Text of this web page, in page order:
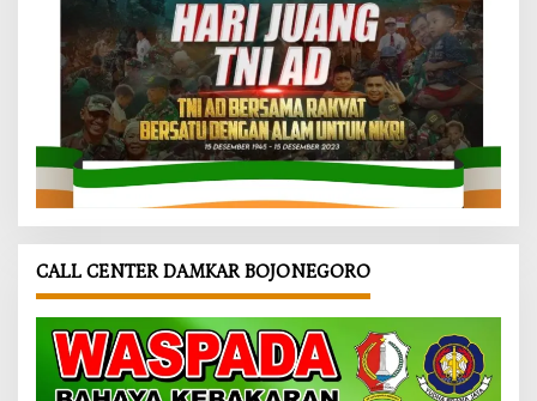
CALL CENTER DAMKAR BOJONEGORO